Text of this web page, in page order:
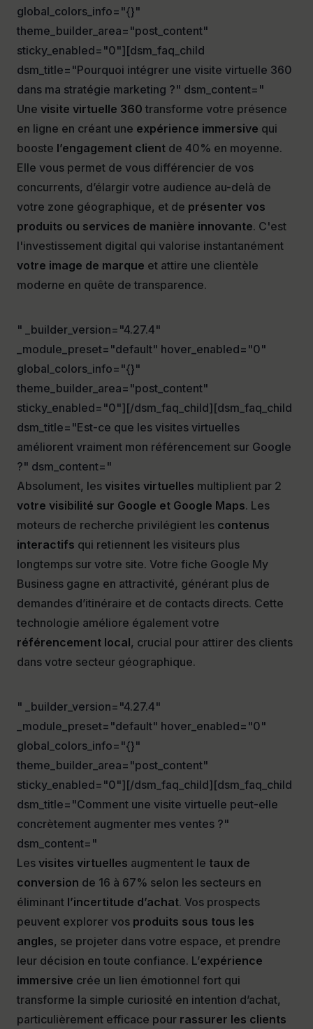
global_colors_info="{}"
theme_builder_area="post_content"
sticky_enabled="0"][dsm_faq_child
dsm_title="Pourquoi intégrer une visite virtuelle 360
dans ma stratégie marketing ?" dsm_content="
Une visite virtuelle 360 transforme votre présence
en ligne en créant une expérience immersive qui
booste l’engagement client de 40% en moyenne.
Elle vous permet de vous différencier de vos
concurrents, d’élargir votre audience au-delà de
votre zone géographique, et de présenter vos
produits ou services de manière innovante. C'est
l'investissement digital qui valorise instantanément
votre image de marque et attire une clientèle
moderne en quête de transparence.
" _builder_version="4.27.4"
_module_preset="default" hover_enabled="0"
global_colors_info="{}"
theme_builder_area="post_content"
sticky_enabled="0"][/dsm_faq_child][dsm_faq_child
dsm_title="Est-ce que les visites virtuelles
améliorent vraiment mon référencement sur Google
?" dsm_content="
Absolument, les visites virtuelles multiplient par 2
votre visibilité sur Google et Google Maps. Les
moteurs de recherche privilégient les contenus
interactifs qui retiennent les visiteurs plus
longtemps sur votre site. Votre fiche Google My
Business gagne en attractivité, générant plus de
demandes d’itinéraire et de contacts directs. Cette
technologie améliore également votre
référencement local, crucial pour attirer des clients
dans votre secteur géographique.
" _builder_version="4.27.4"
_module_preset="default" hover_enabled="0"
global_colors_info="{}"
theme_builder_area="post_content"
sticky_enabled="0"][/dsm_faq_child][dsm_faq_child
dsm_title="Comment une visite virtuelle peut-elle
concrètement augmenter mes ventes ?"
dsm_content="
Les visites virtuelles augmentent le taux de
conversion de 16 à 67% selon les secteurs en
éliminant l’incertitude d’achat. Vos prospects
peuvent explorer vos produits sous tous les
angles, se projeter dans votre espace, et prendre
leur décision en toute confiance. L’expérience
immersive crée un lien émotionnel fort qui
transforme la simple curiosité en intention d’achat,
particulièrement efficace pour rassurer les clients